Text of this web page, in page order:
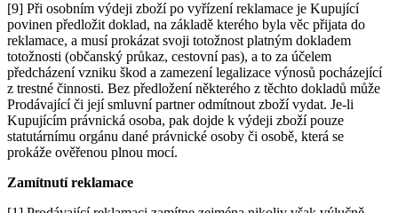
[9] Při osobním výdeji zboží po vyřízení reklamace je Kupující
povinen předložit doklad, na základě kterého byla věc přijata do
reklamace, a musí prokázat svoji totožnost platným dokladem
totožnosti (občanský průkaz, cestovní pas), a to za účelem
předcházení vzniku škod a zamezení legalizace výnosů pocházející
z trestné činnosti. Bez předložení některého z těchto dokladů může
Prodávající či její smluvní partner odmítnout zboží vydat. Je-li
Kupujícím právnická osoba, pak dojde k výdeji zboží pouze
statutárnímu orgánu dané právnické osoby či osobě, která se
prokáže ověřenou plnou mocí.
Zamítnutí reklamace